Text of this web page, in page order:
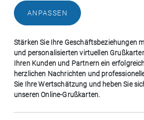
Kommunion
Trauer
Geburtstag
ANPASSEN
Stärken Sie Ihre Geschäftsbeziehungen
und personalisierten virtuellen
Ihren Kunden und Partnern ein
herzlichen Nachrichten und
Sie Ihre Wertschätzung und heben Sie
unseren Online-Grußkarten.